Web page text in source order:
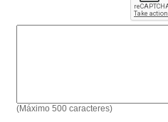
(Máximo 500 caracteres)